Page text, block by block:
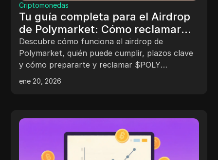
Criptomonedas
Tu guía completa para el Airdrop
de Polymarket: Cómo reclamar
recompensas $POLY
Descubre cómo funciona el airdrop de
Polymarket, quién puede cumplir, plazos clave
y cómo prepararte y reclamar $POLY
recompensas de forma segura en esta guía
completa.
ene 20, 2026